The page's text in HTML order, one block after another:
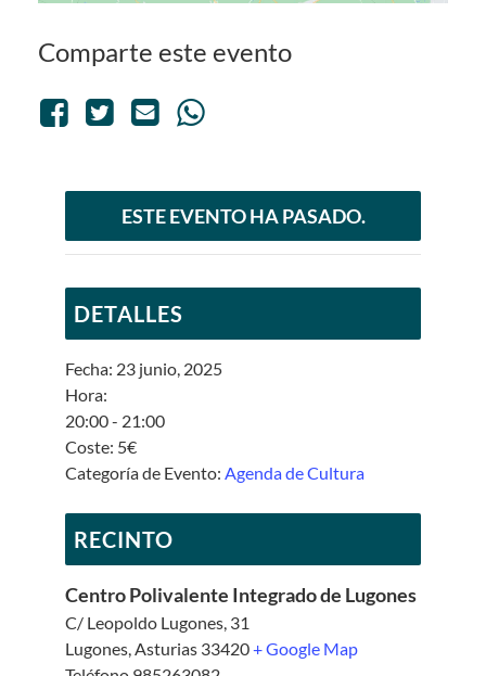
Comparte este evento
ESTE EVENTO HA PASADO.
DETALLES
Fecha: 23 junio, 2025
Hora:
20:00 - 21:00
Coste: 5€
Categoría de Evento: Agenda de Cultura
RECINTO
Centro Polivalente Integrado de Lugones
C/ Leopoldo Lugones, 31
Lugones,Asturias 33420+ Google Map